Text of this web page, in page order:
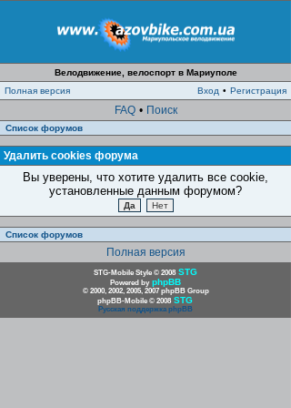
Велодвижение, велоспорт в Мариуполе
Полная версия
Вход • Регистрация
FAQ • Поиск
Список форумов
Удалить cookies форума
Вы уверены, что хотите удалить все cookie,
установленные данным форумом?
Список форумов
Полная версия
STG-Mobile Style © 2008 STG
Powered by phpBB
© 2000, 2002, 2005, 2007 phpBB Group
phpBB-Mobile © 2008 STG
Русская поддержка phpBB